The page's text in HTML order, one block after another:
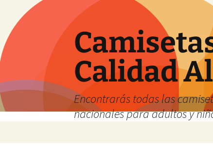
Calidad
Encontrarás todas las
nacionales para adultos y